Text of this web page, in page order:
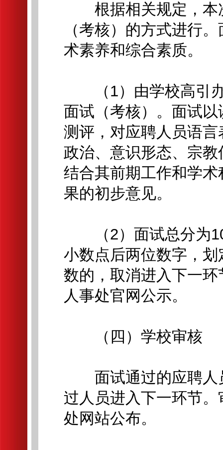
根据相关规定，本
（考核）的方式进行
术素养和综合素质。
（1）由学校高引办
面试（考核）。面试
测评，对应聘人员语
政治、意识形态、宗
结合其前期工作和学
果的初步意见。
（2）面试总分为
小数点后两位数字，
数的，取消进入下一
人事处官网公示。
（四）学校审核
面试通过的应聘人
过人员进入下一环节
处网站公布。